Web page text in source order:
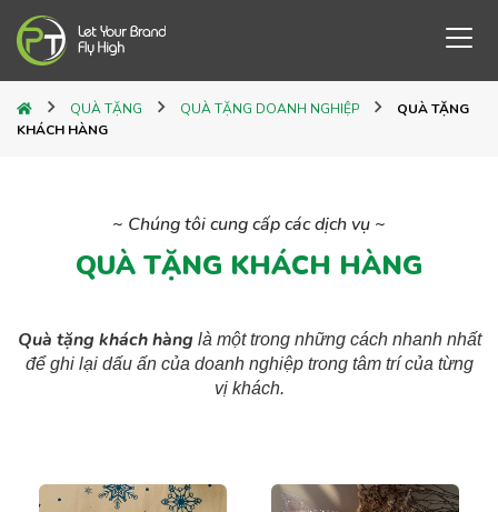
QUÀ TẶNG QUÀ TẶNG DOANH NGHIỆP
QUÀ TẶNG
KHÁCH HÀNG
~ Chúng tôi cung cấp các dịch vụ ~
QUÀ TẶNG KHÁCH HÀNG
Quà tặng khách hàng là một trong những cách nhanh nhất
để ghi lại dấu ấn của doanh nghiệp trong tâm trí của từng
vị khách.